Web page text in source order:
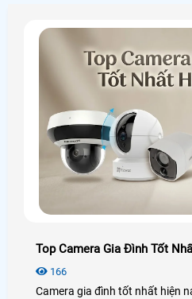
Top Camera Gia Đình Tốt
166
Camera gia đình tốt nhất hiện